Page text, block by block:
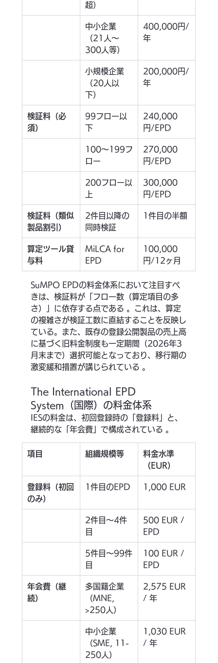
超）
中小企業
（21人～
300人等）
400,000円/
年
小規模企業
（20人以
下）
200,000円/
年
検証料（必
須）
99フロー以
下
240,000
円/EPD
100～199フ
ロー
270,000
円/EPD
200フロー以
上
300,000
円/EPD
検証料（類似
製品割引）
2件目以降の
同時検証
1件目の半額
算定ツール貸
与料
MiLCA for
EPD
100,000
円/12ヶ月
SuMPO EPDの料金体系において注目すべ
きは、検証料が「フロー数（算定項目の多
さ）」に依存する点である 。これは、算定
の複雑さが検証工数に直結することを反映し
ている。また、既存の登録公開製品の売上高
に基づく旧料金制度も一定期間（2026年3
月末まで）選択可能となっており、移行期の
激変緩和措置が講じられている 。
The International EPD
System（国際）の料金体系
IESの料金は、初回登録時の「登録料」と、
継続的な「年会費」で構成されている 。
項目 組織規模等
料金水準
（EUR）
登録料（初回
のみ）
1件目のEPD 1,000 EUR
2件目～4件
目
500 EUR /
EPD
5件目～99件
目
100 EUR /
EPD
年会費（継
続）
多国籍企業
（MNE,
>250人）
2,575 EUR
/ 年
中小企業
（SME, 11-
250人）
1,030 EUR
/ 年